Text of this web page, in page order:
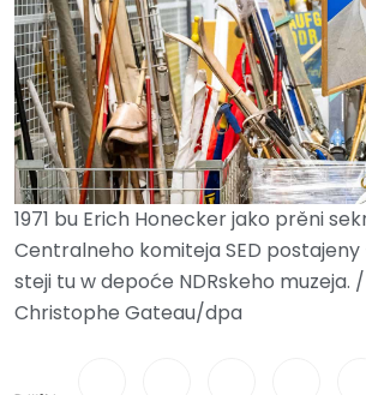
1971 bu Erich Honecker jako prěni
Centralneho komiteja SED
steji tu w depoće NDRskeho muzeja.
Christophe Gateau/dpa